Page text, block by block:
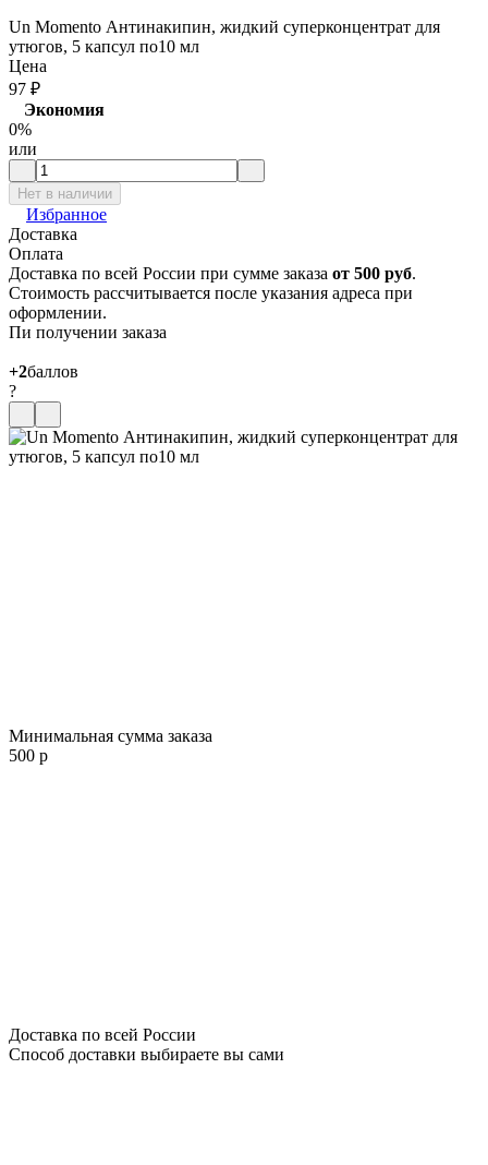
Un Momento Антинакипин, жидкий суперконцентрат для
утюгов, 5 капсул по10 мл
Цена
97 ₽
Экономия
0%
или
Нет в наличии
Избранное
Доставка
Оплата
Доставка по всей России при сумме заказа от 500 руб.
Стоимость рассчитывается после указания адреса при
оформлении.
Пи получении заказа
+2баллов
?
Минимальная сумма заказа
500 р
Доставка по всей России
Способ доставки выбираете вы сами